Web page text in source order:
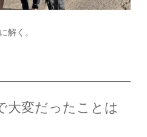
解く。
大変だったことは